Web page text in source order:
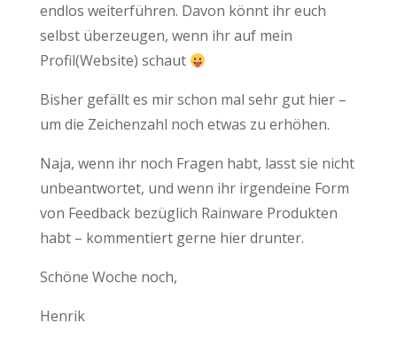
endlos weiterführen. Davon könnt ihr euch
selbst überzeugen, wenn ihr auf mein
Profil(Website) schaut
Bisher gefällt es mir schon mal sehr gut hier –
um die Zeichenzahl noch etwas zu erhöhen.
Naja, wenn ihr noch Fragen habt, lasst sie nicht
unbeantwortet, und wenn ihr irgendeine Form
von Feedback bezüglich Rainware Produkten
habt – kommentiert gerne hier drunter.
Schöne Woche noch,
Henrik